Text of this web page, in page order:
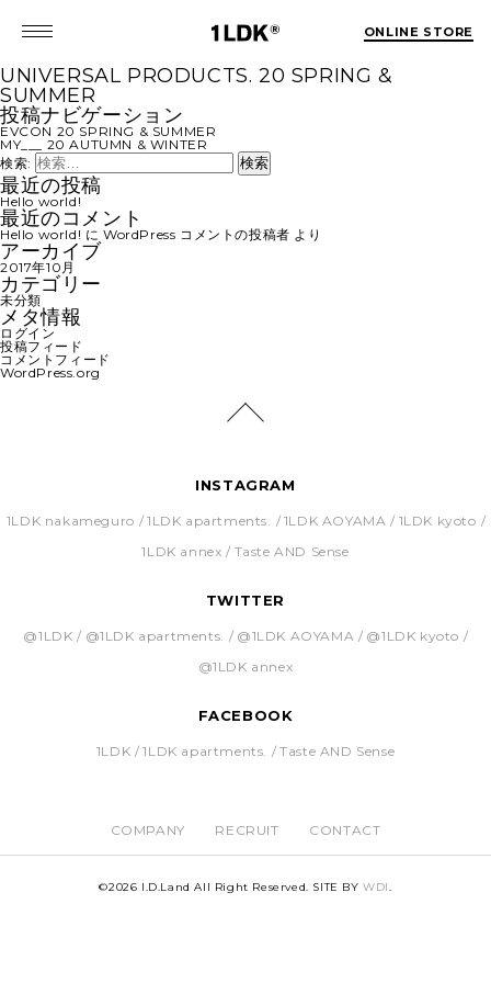
ONLINE STORE
UNIVERSAL PRODUCTS. 20 SPRING &
SUMMER
投稿ナビゲーション
EVCON 20 SPRING & SUMMER
MY___ 20 AUTUMN & WINTER
検索:
最近の投稿
Hello world!
最近のコメント
Hello world! にWordPress コメントの投稿者 より
アーカイブ
2017年10月
カテゴリー
未分類
メタ情報
ログイン
投稿フィード
コメントフィード
WordPress.org
INSTAGRAM
1LDK nakameguro 1LDK apartments. 1LDK AOYAMA
1LDK kyoto
1LDK annex
Taste AND Sense
TWITTER
@1LDK @1LDK apartments. @1LDK AOYAMA
@1LDK kyoto
@1LDK annex
FACEBOOK
1LDK 1LDK apartments. Taste AND Sense
COMPANY RECRUIT CONTACT
©2026 I.D.Land All Right Reserved. SITE BYWDI.